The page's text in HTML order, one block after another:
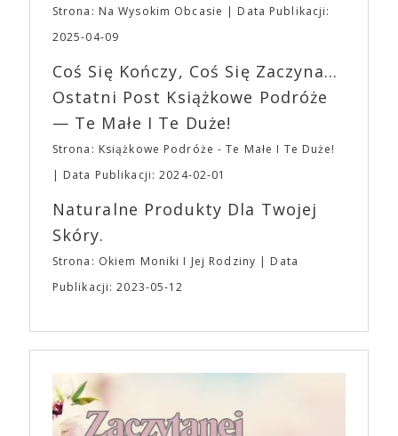
osobisty film, który pozwolił mu w pełni podzielić
się z widzami swoimi lękami, wizją świata, a przede
„Bo się boi” w kinach od 21 kwietnia.
planujemy Strefę FoodTrucków. Życzymy Wam
fantastycznego czasu oczekiwania na nadchodzącą
EXPO XXI!
Strona: Na Wysokim Obcasie
Data Publikacji:
2025-04-09
Coś Się Kończy, Coś Się Zaczyna...
Ostatni Post Książkowe Podróże
— Te Małe I Te Duże!
Strona: Książkowe Podróże - Te Małe I Te Duże!
Data Publikacji: 2024-02-01
Naturalne Produkty Dla Twojej
Skóry.
Strona: Okiem Moniki I Jej Rodziny
Data
Publikacji: 2023-05-12